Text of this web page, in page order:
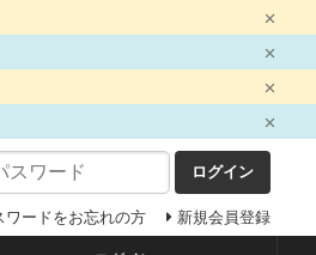
ログイン
ワードをお忘れの方 新規会員登録